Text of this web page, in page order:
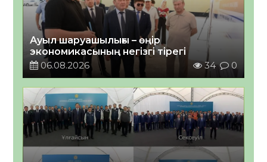
Ауыл шаруашылығы – өңір
экономикасының негізгі тірегі
06.08.2026
34 0